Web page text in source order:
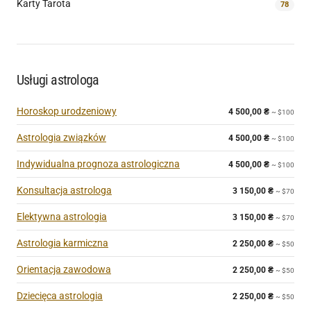
Karty Tarota 78
Usługi astrologa
Horoskop urodzeniowy 4 500,00 ₴ ~ $100
Astrologia związków 4 500,00 ₴ ~ $100
Indywidualna prognoza astrologiczna 4 500,00 ₴ ~ $100
Konsultacja astrologa 3 150,00 ₴ ~ $70
Elektywna astrologia 3 150,00 ₴ ~ $70
Astrologia karmiczna 2 250,00 ₴ ~ $50
Orientacja zawodowa 2 250,00 ₴ ~ $50
Dziecięca astrologia 2 250,00 ₴ ~ $50